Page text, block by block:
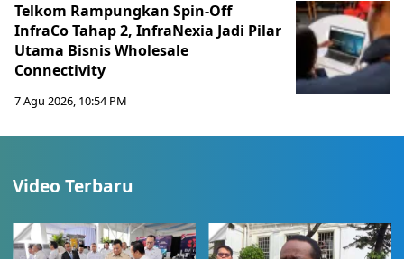
Telkom Rampungkan Spin-Off
InfraCo Tahap 2, InfraNexia Jadi Pilar
Utama Bisnis Wholesale
Connectivity
7 Agu 2026, 10:54 PM
Video Terbaru